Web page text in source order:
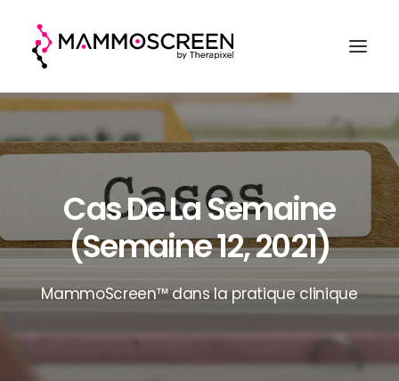
ACCUEIL
CLINIQUE
EVALUATION
A PROPOS
Cas De La Semaine
(semaine 12, 2021)
MammoScreen™ dans la pratique clinique